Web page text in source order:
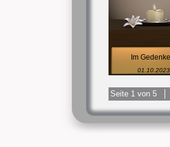
Im
01.10.2023
Seite 1 von 5